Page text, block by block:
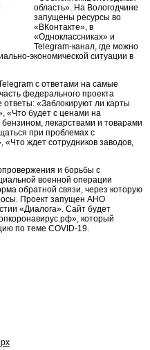
область». На Вологодчине
запущены ресурсы во
«ВКонтакте», в
«Одноклассниках» и
Telegram-канал, где можно
экономической ситуации в
с ответами на самые
федерального проекта
«Заблокируют ли карты
«Что будет с ценами на
лекарствами и товарами
при проблемах с
ждет сотрудников заводов,
и борьбы с
военной операции
обратной связи, через которую
Проект запущен АНО
«Диалога». Сайт будет
который
по теме COVID-19.